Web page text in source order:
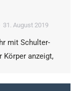
31. August 2019
mit Schulter-
Körper anzeigt,